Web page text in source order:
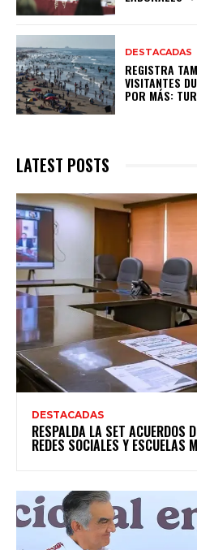
DESTACADAS
REGISTRA
VISITANTES
POR MÁS:
LATEST POSTS
DESTACADAS
RESPALDA LA SET ACUERDOS
REDES SOCIALES Y ESCUELAS